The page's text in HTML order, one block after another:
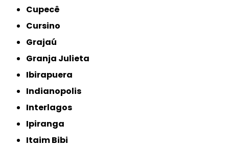
Cupecê
Cursino
Grajaú
Granja Julieta
Ibirapuera
Indianopolis
Interlagos
Ipiranga
Itaim Bibi